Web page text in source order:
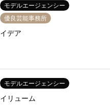
モデルエージェンシー
優良芸能事務所
イデア
モデルエージェンシー
イリューム